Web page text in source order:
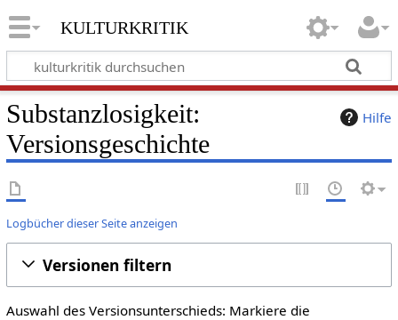
kulturkritik
Hilfe
Substanzlosigkeit:
Versionsgeschichte
Logbücher dieser Seite anzeigen
Versionen filtern
Auswahl des Versionsunterschieds: Markiere die